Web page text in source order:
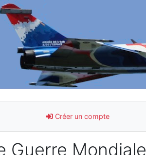
Créer un compte
Guerre Mondiale